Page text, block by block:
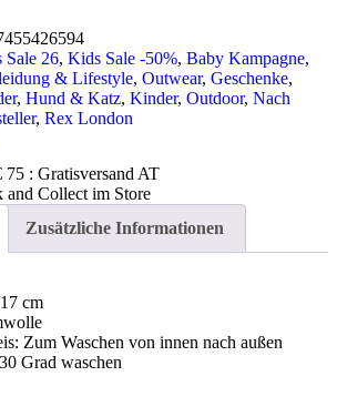
Sale 26, Kids Sale -50%, Baby Kampagne,
& Lifestyle, Outwear, Geschenke,
, Hund & Katz, Kinder, Outdoor, Nach
, Rex London
75 : Gratisversand AT
and Collect im Store
Zusätzliche Informationen
cm
Zum Waschen von innen nach außen
Grad waschen